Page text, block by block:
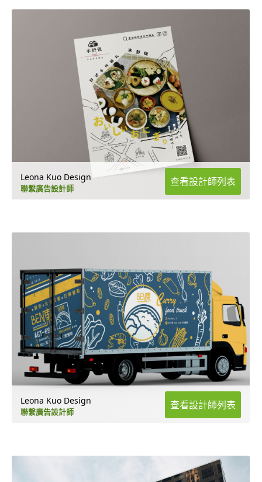
Leona Kuo Design
聯繫廣告設計師
查看設計師列表
Leona Kuo Design
聯繫廣告設計師
查看設計師列表